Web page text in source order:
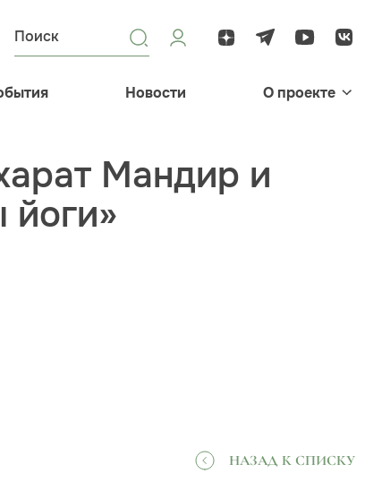
Новости О проекте
Мандир и
НАЗАД К СПИСКУ